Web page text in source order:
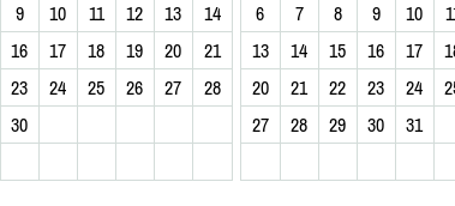
9 10 11 12 13
14
16 17 18 19 20
21
23 24 25 26 27
28
30
6
7 8 9 10
13
14 15 16 17
20
21 22 23 24
27
28 29 30 31